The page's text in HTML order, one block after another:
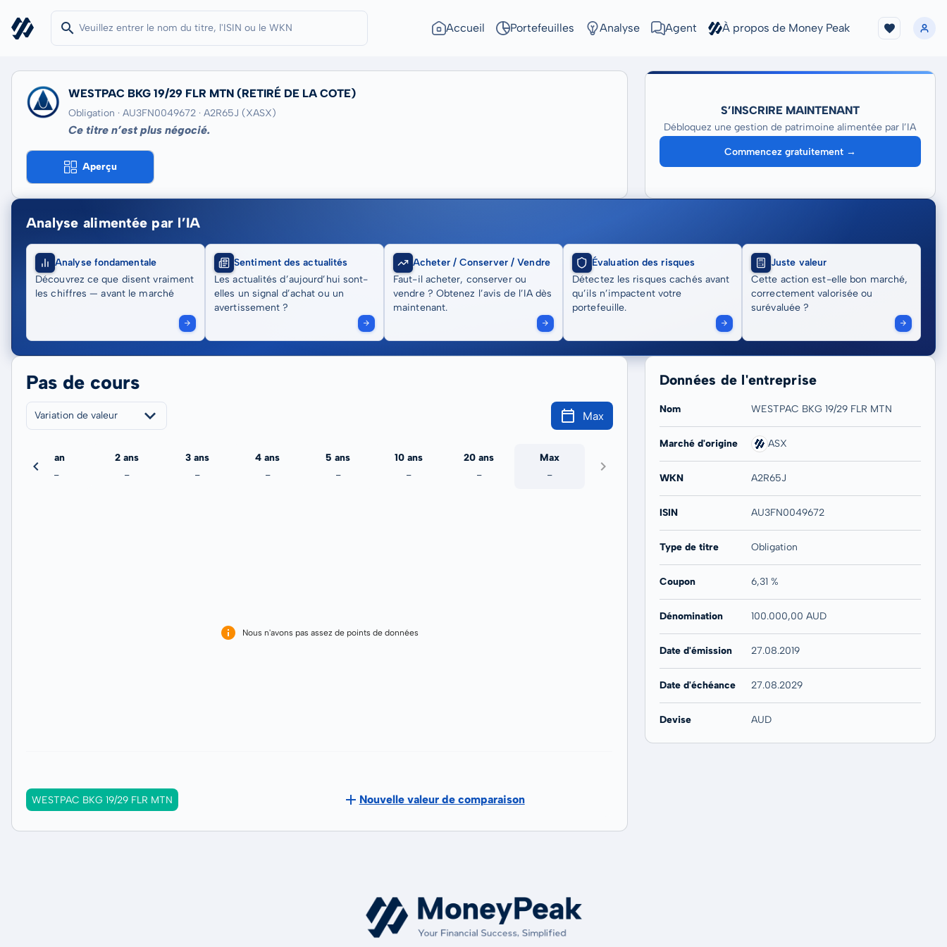
Accueil Portefeuilles Analyse Agent À propos de Money Peak
WESTPAC BKG 19/29 FLR MTN (RETIRÉ DE LA COTE)
Obligation · AU3FN0049672 · A2R65J (XASX)
Ce titre n’est plus négocié.
Aperçu
S’INSCRIRE MAINTENANT
Débloquez une gestion de patrimoine alimentée par l’IA
Commencez gratuitement →
Analyse alimentée par l’IA
Analyse fondamentale
Découvrez ce que disent vraiment
les chiffres — avant le marché
Sentiment des actualités
Les actualités d’aujourd’hui sont-
elles un signal d’achat ou un
avertissement ?
Acheter / Conserver / Vendre
Faut-il acheter, conserver ou
vendre ? Obtenez l’avis de l’IA dès
maintenant.
Évaluation des risques
Détectez les risques cachés avant
qu’ils n’impactent votre
portefeuille.
Juste valeur
Cette action est-elle bon marché,
correctement valorisée ou
surévaluée ?
Pas de cours
Variation de valeur Max
1 an
-
2 ans
-
3 ans
-
4 ans
-
5 ans
-
10 ans
-
20 ans
-
Max
-
Nous n'avons pas assez de points de données
WESTPAC BKG 19/29 FLR MTN Nouvelle valeur de comparaison
Données de l'entreprise
Nom WESTPAC BKG 19/29 FLR MTN
Marché d'origine ASX
WKN A2R65J
ISIN AU3FN0049672
Type de titre Obligation
Coupon 6,31 %
Dénomination 100.000,00 AUD
Date d'émission 27.08.2019
Date d'échéance 27.08.2029
Devise AUD